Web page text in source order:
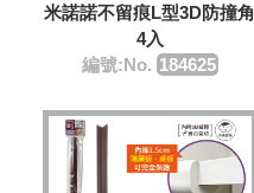
米諾諾不留痕L型3D防撞角
4入
編號:No. 184625